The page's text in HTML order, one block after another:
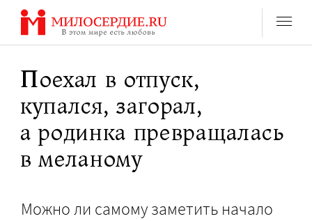
Перейти
содержанию
Поехал в отпуск,
купался, загорал,
а родинка превращалась
в меланому
Можно ли самому заметить начало